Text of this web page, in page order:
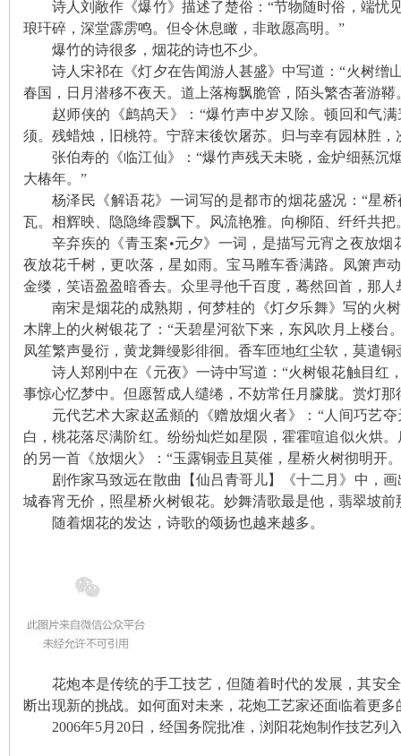
诗人刘敞作《爆竹》描述了楚俗：“节物随时俗，端忧
琅玕碎，深堂霹雳鸣。但令休息瞰，非敢愿高明。”
爆竹的诗很多，烟花的诗也不少。
诗人宋祁在《灯夕在告闻游人甚盛》中写道：“火树缯
春国，日月潜移不夜天。道上落梅飘脆管，陌头繁杏著游
赵师侠的《鹧鸪天》：“爆竹声中岁又除。顿回和气
须。残蜡烛，旧桃符。宁辞末後饮屠苏。归与幸有园林胜，
张伯寿的《临江仙》：“爆竹声残天未晓，金炉细爇沉
大椿年。”
杨泽民《解语花》一词写的是都市的烟花盛况：“星
瓦。相辉映、隐隐绛霞飘下。风流艳雅。向柳陌、纤纤共
辛弃疾的《青玉案•元夕》一词，是描写元宵之夜放
夜放花千树，更吹落，星如雨。宝马雕车香满路。凤箫声
金缕，笑语盈盈暗香去。众里寻他千百度，蓦然回首，那人
南宋是烟花的成熟期，何梦桂的《灯夕乐舞》写的火
木牌上的火树银花了：“天碧星河欲下来，东风吹月上楼台
凤笙繁声曼衍，黄龙舞缦影徘徊。香车匝地红尘软，莫遣铜
诗人郑刚中在《元夜》一诗中写道：“火树银花触目红
事惊心忆梦中。但愿暂成人缱绻，不妨常任月朦胧。赏灯
元代艺术大家赵孟頫的《赠放烟火者》：“人间巧艺
白，桃花落尽满阶红。纷纷灿烂如星陨，霍霍喧追似火烘
的另一首《放烟火》：“玉露铜壶且莫催，星桥火树彻明开
剧作家马致远在散曲【仙吕青哥儿】《十二月》中，
城春宵无价，照星桥火树银花。妙舞清歌最是他，翡翠坡前
随着烟花的发达，诗歌的颂扬也越来越多。
花炮本是传统的手工技艺，但随着时代的发展，其安
断出现新的挑战。如何面对未来，花炮工艺家还面临着更多
2006年5月20日，经国务院批准，浏阳花炮制作技艺列